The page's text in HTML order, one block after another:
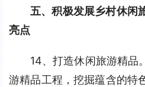
五、积极发展乡村休闲
亮点
14、打造休闲旅游精品
游精品工程，挖掘蕴含的特